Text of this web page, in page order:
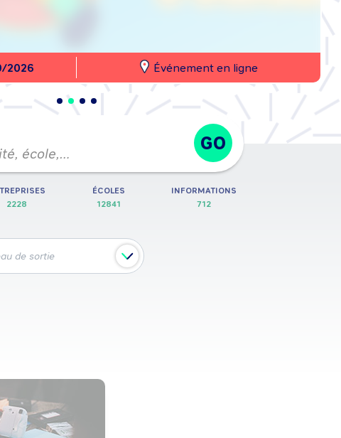
2026 Événement en ligne
école,… GO
2228
ÉCOLES
12841
INFORMATIONS
712
de sortie